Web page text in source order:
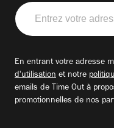
Entrez
votre
adresse
En entrant votre adresse
d'utilisation et notre
emails de Time Out à
promotionnelles de nos